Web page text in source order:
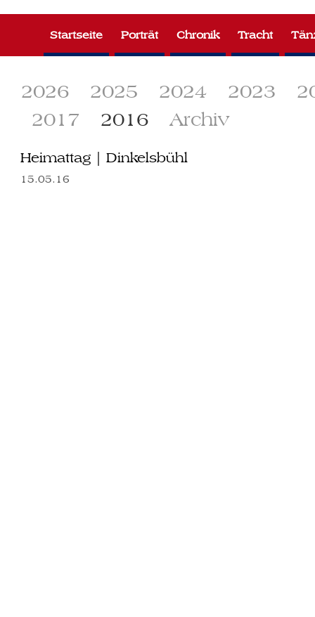
2026 2025 2024 2023
2017
2016 Archiv
Startseite Porträt Chronik Tracht
Heimattag | Dinkelsbühl
15.05.16